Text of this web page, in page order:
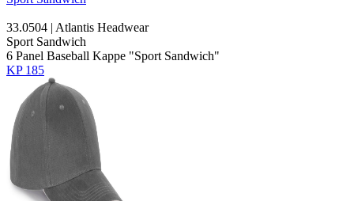
33.0504 | Atlantis Headwear
Sport Sandwich
6 Panel Baseball Kappe "Sport Sandwich"
KP 185